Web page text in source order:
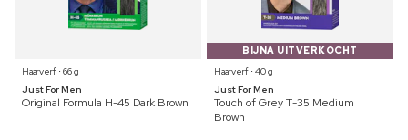
Haarverf ⋅ 66 g
Just For Men
Original Formula H-45 Dark Brown
BIJNA UITVERKOCHT
Haarverf ⋅ 40 g
Just For Men
Touch of Grey T-35 Medium
Brown